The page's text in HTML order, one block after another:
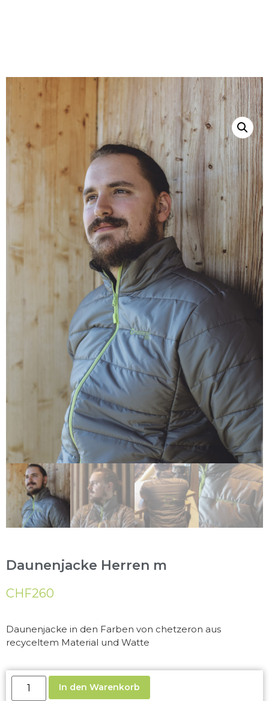
Daunenjacke Herren m
CHF260
Daunenjacke in den Farben von chetzeron aus
recyceltem Material und Watte
In den Warenkorb